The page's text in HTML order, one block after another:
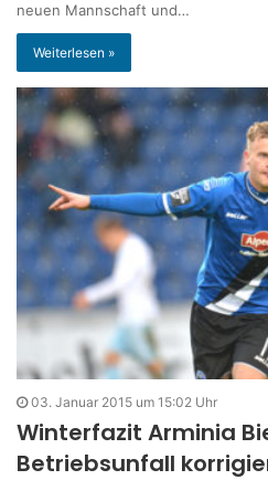
neuen Mannschaft und…
Weiterlesen »
03. Januar 2015 um 15:02 Uhr
Winterfazit Arminia
Betriebsunfall